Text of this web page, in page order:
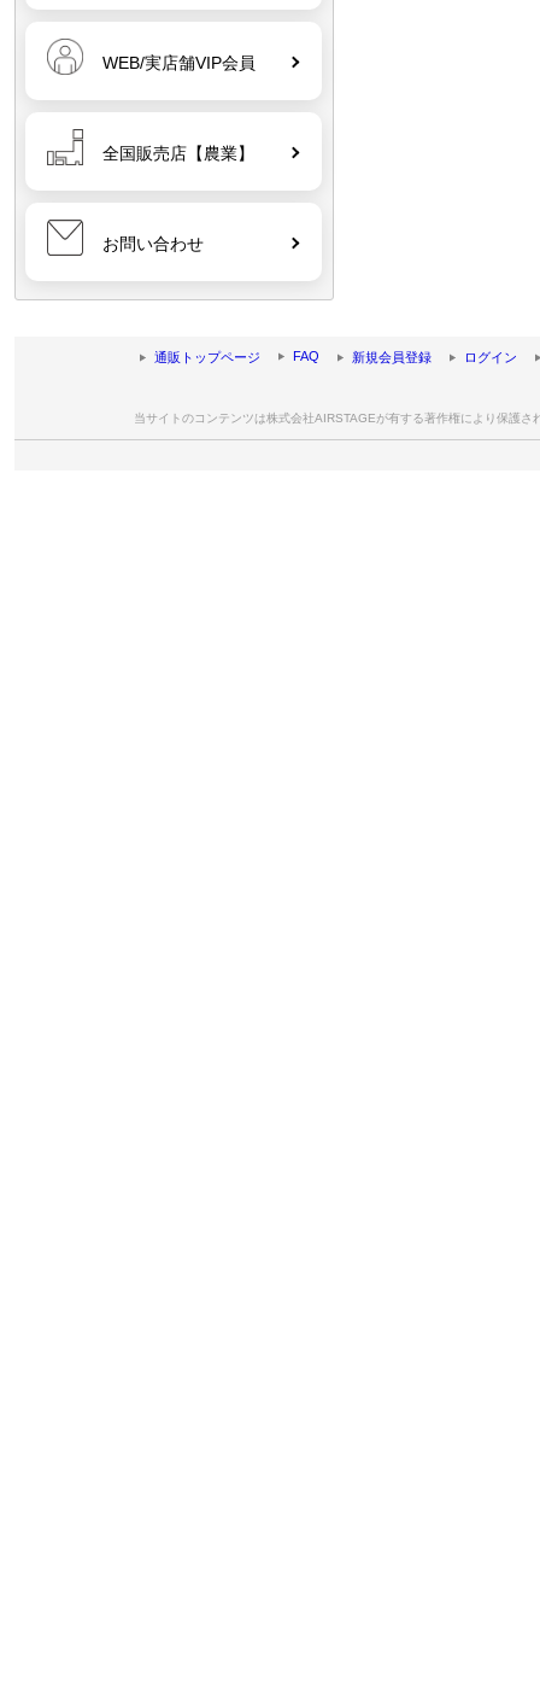
WEB/実店舗VIP会員
全国販売店【農業】
お問い合わせ
通販トップページ FAQ 新規会員登録 ログイン
当サイトのコンテンツは株式会社AIRSTAGEが有する著作権により保護